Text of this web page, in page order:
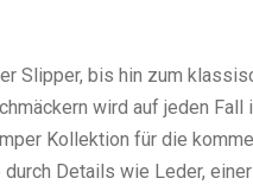
Slipper, bis hin zum
wird auf jeden
Kollektion für die
durch Details wie Leder,